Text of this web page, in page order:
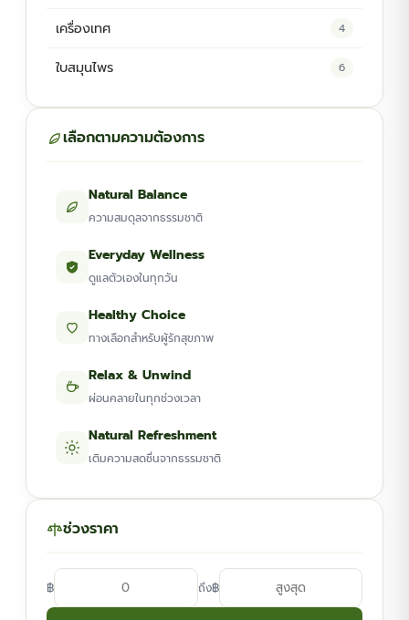
เครื่องเทศ 4
ใบสมุนไพร 6
เลือกตามความต้องการ
Natural Balance
ความสมดุลจากธรรมชาติ
Everyday Wellness
ดูแลตัวเองในทุกวัน
Healthy Choice
ทางเลือกสำหรับผู้รักสุขภาพ
Relax & Unwind
ผ่อนคลายในทุกช่วงเวลา
Natural Refreshment
เติมความสดชื่นจากธรรมชาติ
ช่วงราคา
฿ ถึง฿